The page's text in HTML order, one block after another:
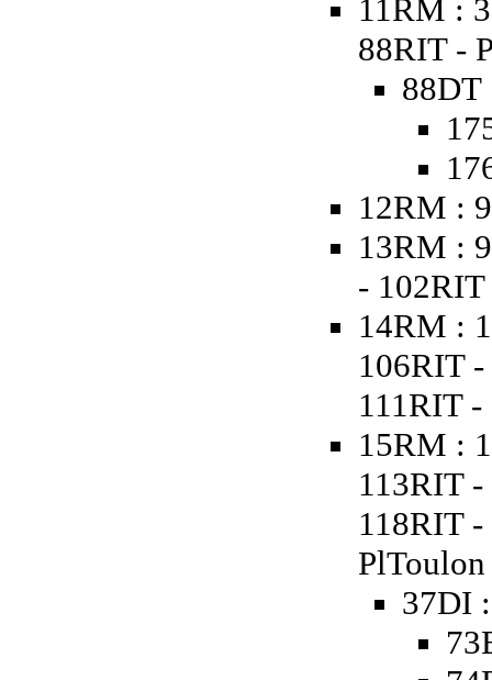
11RM :
88RIT -
88DT
12RM :
13RM :
-
14RM :
106RIT
111RIT
15RM :
113RIT
118RIT
PlToulon
37DI